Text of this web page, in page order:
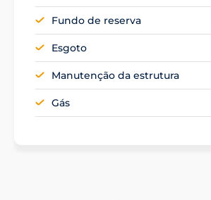
Fundo de reserva
Esgoto
Manutenção da estrutura
Gás